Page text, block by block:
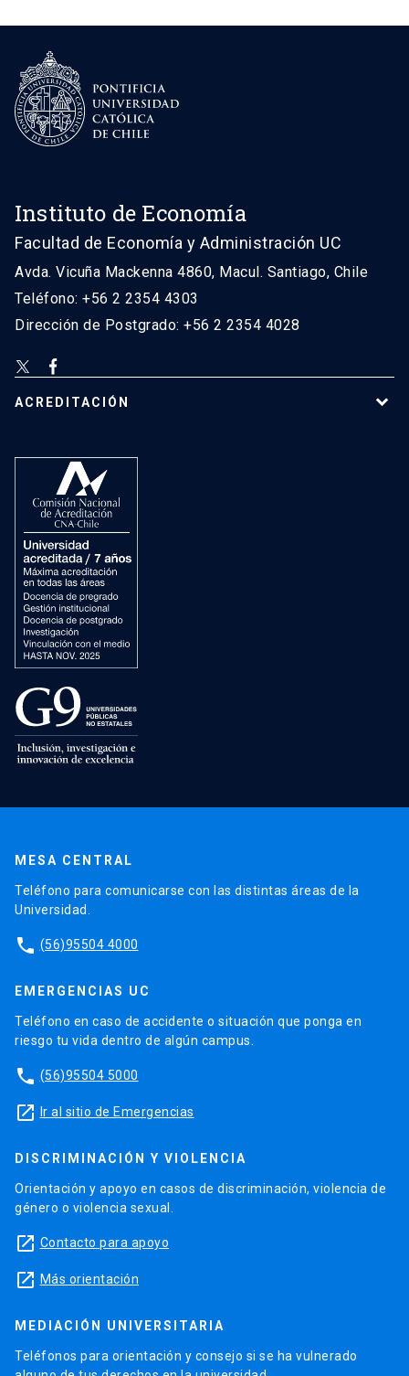
Instituto de Economía
Facultad de Economía y Administración UC
Avda. Vicuña Mackenna 4860, Macul. Santiago, Chile
Teléfono: +56 2 2354 4303
Dirección de Postgrado: +56 2 2354 4028
ACREDITACIÓN
MESA CENTRAL
Teléfono para comunicarse con las distintas áreas de la
Universidad.
phone (56)95504 4000
EMERGENCIAS UC
Teléfono en caso de accidente o situación que ponga en
riesgo tu vida dentro de algún campus.
phone (56)95504 5000
launch Ir al sitio de Emergencias
DISCRIMINACIÓN Y VIOLENCIA
Orientación y apoyo en casos de discriminación, violencia de
género o violencia sexual.
launch Contacto para apoyo
launch Más orientación
MEDIACIÓN UNIVERSITARIA
Teléfonos para orientación y consejo si se ha vulnerado